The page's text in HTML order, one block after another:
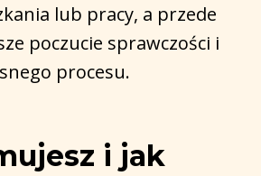
lub pracy, a przede
poczucie sprawczości i
procesu.
i jak